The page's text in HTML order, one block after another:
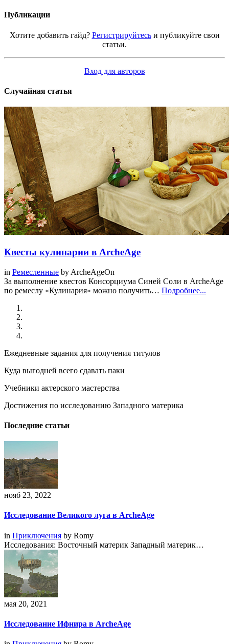
Публикации
Хотите добавить гайд? Регистрируйтесьи публикуйте свои
статьи.
Вход для авторов
Случайная статья
Квесты кулинарии в ArcheAge
in Ремесленные by ArcheAgeOn
За выполнение квестов Консорциума Синей Соли в ArcheAge
по ремеслу «Кулинария» можно получить… Подробнее...
Ежедневные задания для получения титулов
Куда выгодней всего сдавать паки
Учебники актерского мастерства
Достижения по исследованию Западного материка
Последние статьи
нояб 23, 2022
Исследование Великого луга в ArcheAge
in Приключения by Romy
Исследования: Восточный материк Западный материк…
мая 20, 2021
Исследование Ифнира в ArcheAge